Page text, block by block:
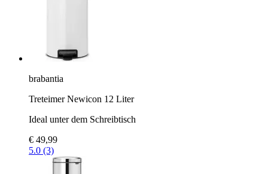
brabantia
Treteimer Newicon 12 Liter
Ideal unter dem Schreibtisch
€ 49,99
5.0 (3)